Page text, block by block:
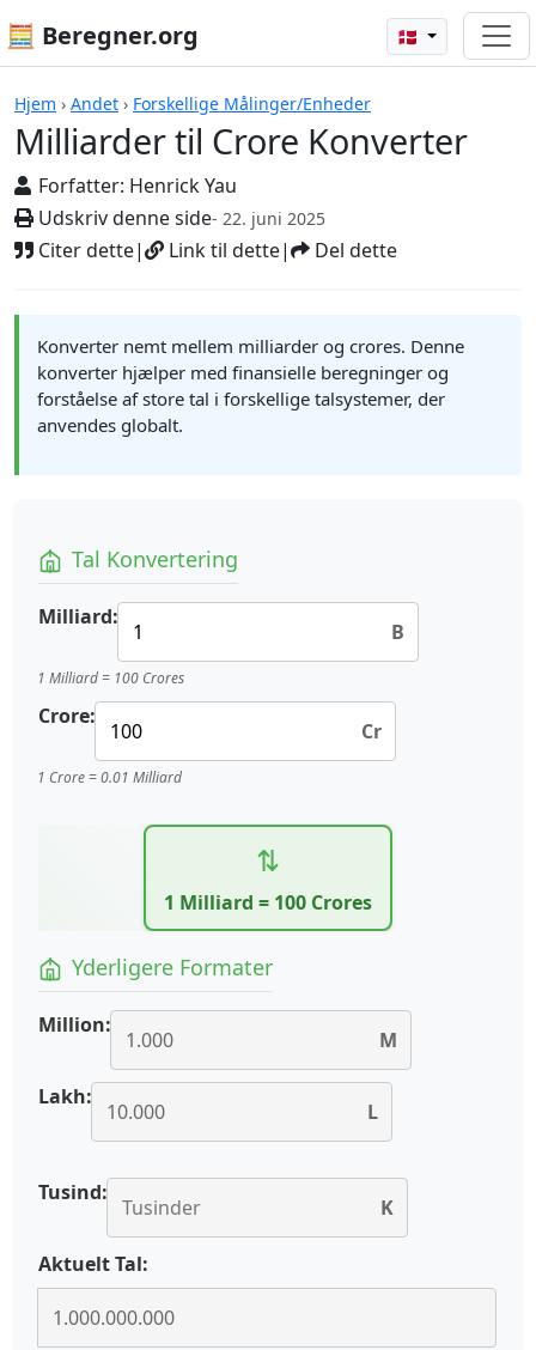
🧮 Beregner.org 🇩🇰
Hjem › Andet › Forskellige Målinger/Enheder
Milliarder til Crore Konverter
Forfatter: Henrick Yau
Udskriv denne side- 22. juni 2025
Citer dette| Link til dette| Del dette
Beregnere
Konverter nemt mellem milliarder og crores. Denne
konverter hjælper med finansielle beregninger og
forståelse af store tal i forskellige talsystemer, der
anvendes globalt.
Tal Konvertering
Milliard:
B
1 Milliard = 100 Crores
Crore:
Cr
1 Crore = 0.01 Milliard
⇅
1 Milliard = 100 Crores
Yderligere Formater
Million:
M
Lakh:
L
Tusind:
K
Aktuelt Tal: